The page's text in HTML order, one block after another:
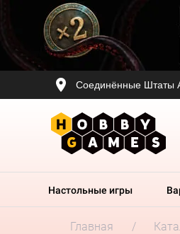
Соединённые Штаты
Настольные игры
Главная